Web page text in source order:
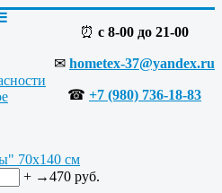
⏰ с 8-00 до 21-00
✉ hometex-37@yandex.ru
☎ +7 (980) 736-18-83
70x140 см
+ →470 руб.